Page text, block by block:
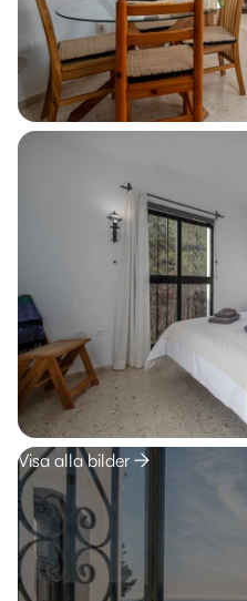
Visa alla bilder